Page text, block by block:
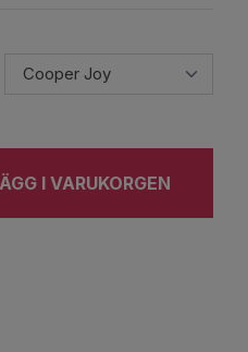
I VARUKORGEN